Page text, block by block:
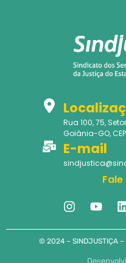
Rua 100, 75,
Goiânia-GO,
E-mail
© 2024 – SINDJUSTIÇA